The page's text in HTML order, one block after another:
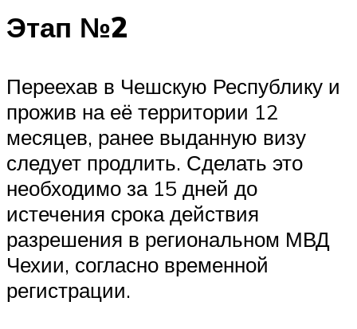
Этап №2
Переехав в Чешскую Республику и
прожив на её территории 12
месяцев, ранее выданную визу
следует продлить. Сделать это
необходимо за 15 дней до
истечения срока действия
разрешения в региональном МВД
Чехии, согласно временной
регистрации.